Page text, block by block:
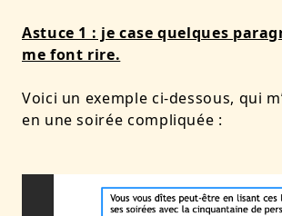
Astuce 1 : je case quelques
me font rire.
Voici un exemple ci-dessous, qui
en une soirée compliquée :